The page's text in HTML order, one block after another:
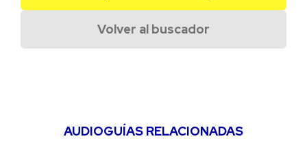
Volver al buscador
AUDIOGUÍAS RELACIONADAS